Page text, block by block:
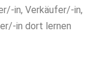
in, Verkäufer/-in,
in dort lernen